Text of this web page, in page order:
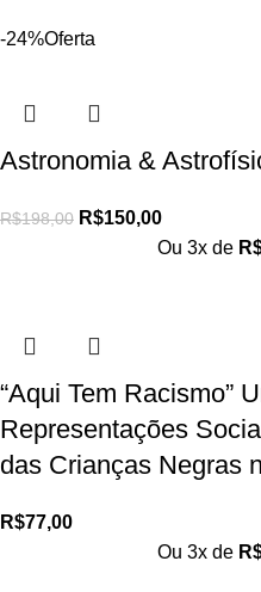
-24%Oferta
Astronomia &
R$198,00 R$150,00
Ou 3x de
“Aqui Tem Racismo”
Representações
das Crianças Negras
R$77,00
Ou 3x de